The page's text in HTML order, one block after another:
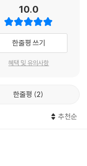
10.0
한줄평 쓰기
혜택 및 유의사항
한줄평 2
추천순